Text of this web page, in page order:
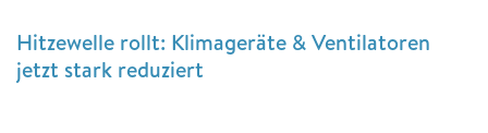
Hitzewelle rollt: Klimageräte & Ventilatoren
jetzt stark reduziert